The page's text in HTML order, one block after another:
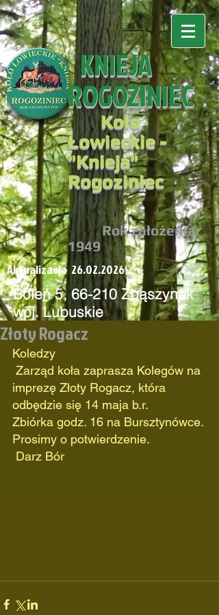
KNIEJA
ROGOZINIEC
Koło
Łowieckie -
"Knieja"
Rogoziniec
Rok założenia:
1949
Aktualizacja 26.02.2026
Boleń 5, 66-210 Zbąszynek
woj. Lubuskie
Odznaczone Złomem
orazMedalem
"Zasłużony Dla Łowiectwa
Lubuskiego"
Złoty Rogacz
Koledzy
imprezę Złoty Rogacz, która
odbędzie się 14 maja b.r.
Zbiórka godz. 16 na Bursztynówce.
Prosimy o potwierdzenie.
Darz Bór